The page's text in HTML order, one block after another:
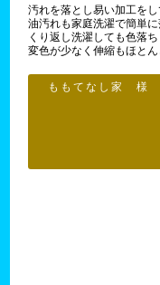
汚れを落とし易い加工をし
油汚れも家庭洗濯で簡単に
くり返し洗濯しても色落ち
変色が少なく伸縮もほとん
ももてなし家 様